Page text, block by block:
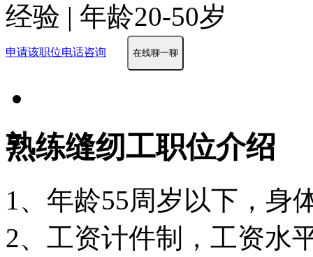
经验 | 年龄20-50岁
申请该职位电话咨询 在线聊一聊
熟练缝纫工职位介绍
1、年龄55周岁以下，身
2、工资计件制，工资水